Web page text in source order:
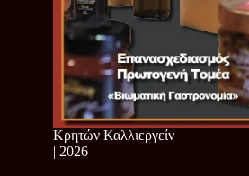
Κρητών Καλλιεργείν
| 2026